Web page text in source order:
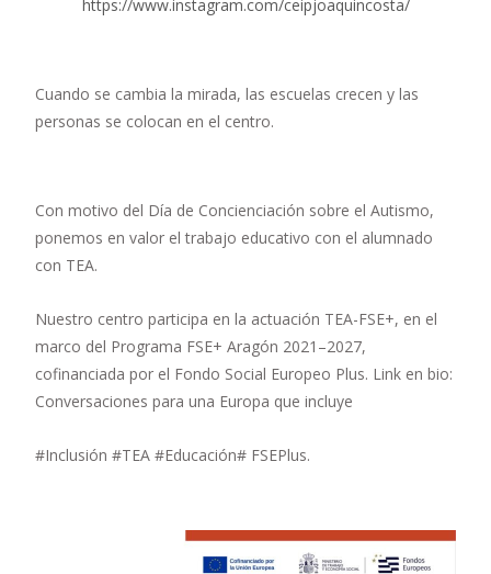
https://www.instagram.com/ceipjoaquincosta/
Cuando se cambia la mirada, las escuelas crecen y las
personas se colocan en el centro.
Con motivo del Día de Concienciación sobre el Autismo,
ponemos en valor el trabajo educativo con el alumnado
con TEA.
Nuestro centro participa en la actuación TEA-FSE+, en el
marco del Programa FSE+ Aragón 2021–2027,
cofinanciada por el Fondo Social Europeo Plus. Link en bio:
Conversaciones para una Europa que incluye
#Inclusión #TEA #Educación# FSEPlus.